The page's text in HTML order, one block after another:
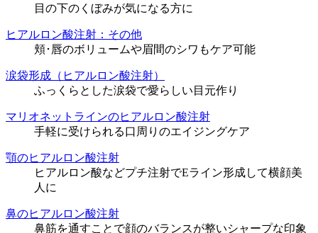
目の下のくぼみが気になる方に
ヒアルロン酸注射：その他
頬･唇のボリュームや眉間のシワもケア可能
涙袋形成（ヒアルロン酸注射）
ふっくらとした涙袋で愛らしい目元作り
マリオネットラインのヒアルロン酸注射
手軽に受けられる口周りのエイジングケア
顎のヒアルロン酸注射
ヒアルロン酸などプチ注射でEライン形成して横顔美
人に
鼻のヒアルロン酸注射
鼻筋を通すことで顔のバランスが整いシャープな印象